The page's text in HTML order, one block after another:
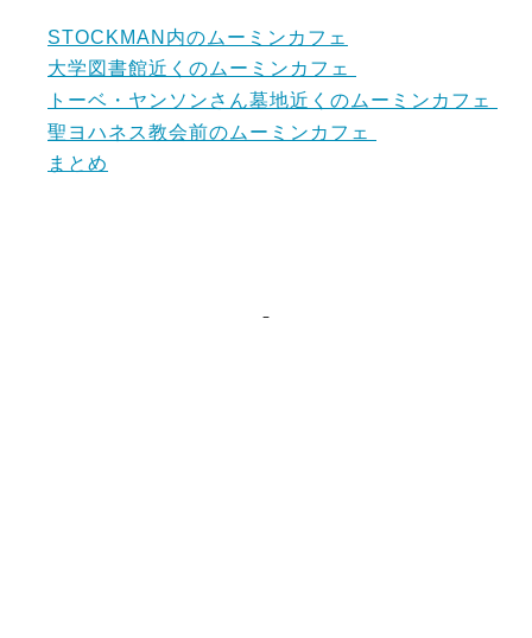
STOCKMAN内のムーミンカフェ
大学図書館近くのムーミンカフェ
トーベ・ヤンソンさん墓地近くのムーミンカフェ
聖ヨハネス教会前のムーミンカフェ
まとめ